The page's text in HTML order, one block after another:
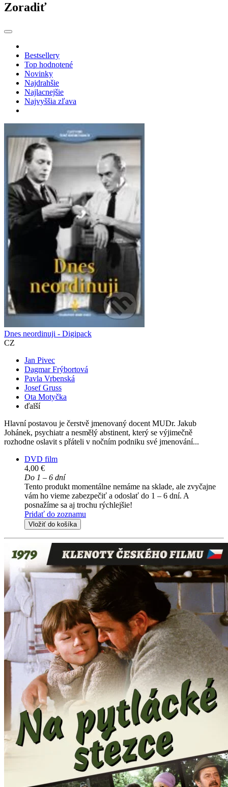
Zoradiť
Bestsellery
Top hodnotené
Novinky
Najdrahšie
Najlacnejšie
Najvyššia zľava
Dnes neordinuji - Digipack
CZ
Jan Pivec
Dagmar Frýbortová
Pavla Vrbenská
Josef Gruss
Ota Motyčka
ďalší
Hlavní postavou je čerstvě jmenovaný docent MUDr. Jakub
Johánek, psychiatr a nesmělý abstinent, který se výjimečně
rozhodne oslavit s přáteli v nočním podniku své jmenování...
DVD film
4,00 €
Do 1 – 6 dní
Tento produkt momentálne nemáme na sklade, ale zvyčajne
vám ho vieme zabezpečiť a odoslať do 1 – 6 dní. A
posnažíme sa aj trochu rýchlejšie!
Pridať do zoznamu
Vložiť do košíka